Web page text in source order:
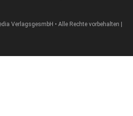
VerlagsgesmbH • Alle Rechte vorbehalten |